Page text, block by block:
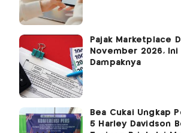
Pajak Marketplace
November 2026, Ini
Dampaknya
Bea Cukai Ungkap
5 Harley Davidson